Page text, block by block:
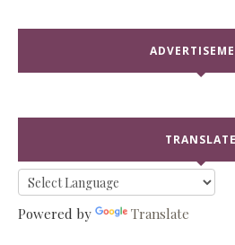
TRANSLATE
Powered by Translate